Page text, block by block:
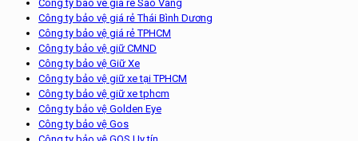
Cong ty bao ve gia re Sao Vang
Công ty bảo vệ giá rẻ Thái Bình Dương
Công ty bảo vệ giá rẻ TPHCM
Công ty bảo vệ giữ CMND
Công ty bảo vệ Giữ Xe
Công ty bảo vệ giữ xe tại TPHCM
Công ty bảo vệ giữ xe tphcm
Công ty bảo vệ Golden Eye
Công ty bảo vệ Gos